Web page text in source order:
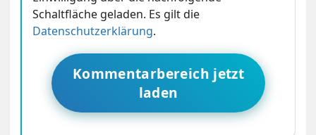
Schaltfläche geladen. Es gilt die
Datenschutzerklärung.
Kommentarbereich jetzt
laden